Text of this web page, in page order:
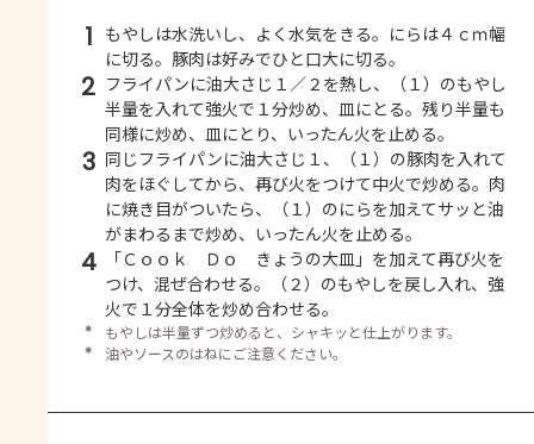
1 もやしは水洗いし、よく水気をきる。にらは４ｃｍ幅
に切る。豚肉は好みでひと口大に切る。
2 フライパンに油大さじ１／２を熱し、（１）のもやし
半量を入れて強火で１分炒め、皿にとる。残り半量も
同様に炒め、皿にとり、いったん火を止める。
3 同じフライパンに油大さじ１、（１）の豚肉を入れて
肉をほぐしてから、再び火をつけて中火で炒める。肉
に焼き目がついたら、（１）のにらを加えてサッと油
がまわるまで炒め、いったん火を止める。
4
「Ｃｏｏｋ Ｄｏ きょうの大皿」を加えて再び火を
つけ、混ぜ合わせる。（２）のもやしを戻し入れ、強
火で１分全体を炒め合わせる。
＊
もやしは半量ずつ炒めると、シャキッと仕上がります。
＊
油やソースのはねにご注意ください。